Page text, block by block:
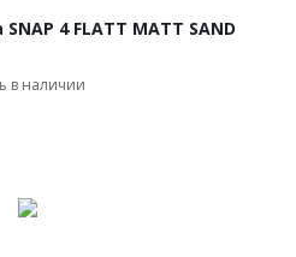
SNAP 4 FLATT MATT SAND
в наличии